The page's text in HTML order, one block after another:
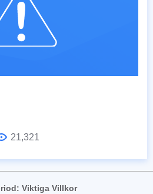
21,321
Viktiga Villkor